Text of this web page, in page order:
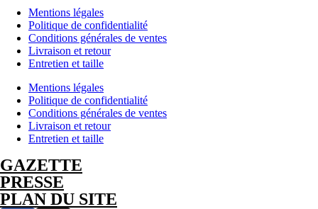
Mentions légales
Politique de confidentialité
Conditions générales de ventes
Livraison et retour
Entretien et taille
Mentions légales
Politique de confidentialité
Conditions générales de ventes
Livraison et retour
Entretien et taille
GAZETTE
PRESSE
PLAN DU SITE